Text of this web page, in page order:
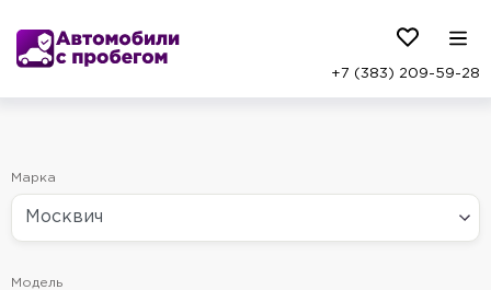
+7 (383) 209-59-28
Марка
Модель